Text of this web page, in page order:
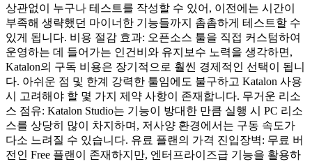
상관없이 누구나 테스트를 작성할 수 있어, 이전에는 시간이
부족해 생략했던 마이너한 기능들까지 촘촘하게 테스트할 수
있게 됩니다. 비용 절감 효과: 오픈소스 툴을 직접 커스텀하여
운영하는 데 들어가는 인건비와 유지보수 노력을 생각하면,
Katalon의 구독 비용은 장기적으로 훨씬 경제적인 선택이 됩니
다. 아쉬운 점 및 한계 강력한 툴임에도 불구하고 Katalon 사용
시 고려해야 할 몇 가지 제약 사항이 존재합니다. 무거운 리소
스 점유: Katalon Studio는 기능이 방대한 만큼 실행 시 PC 리소
스를 상당히 많이 차지하며, 저사양 환경에서는 구동 속도가
다소 느려질 수 있습니다. 유료 플랜의 가격 진입장벽: 무료 버
전인 Free 플랜이 존재하지만, 엔터프라이즈급 기능을 활용하